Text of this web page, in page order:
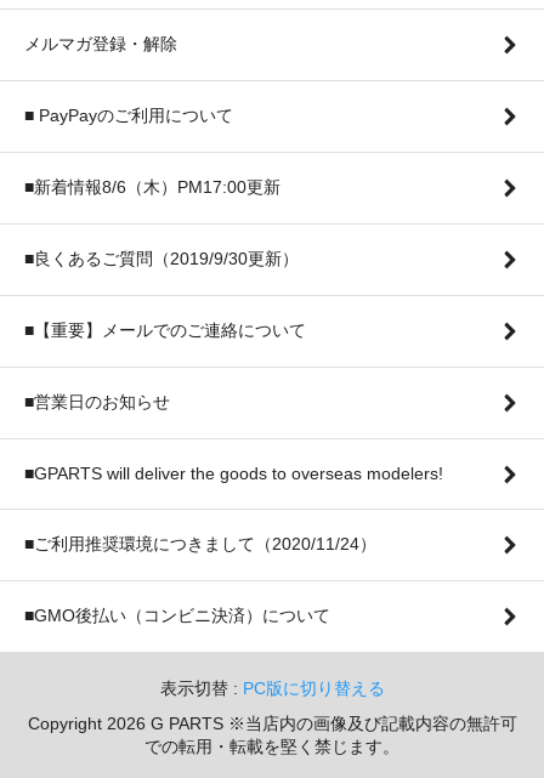
メルマガ登録・解除
■ PayPayのご利用について
■新着情報8/6（木）PM17:00更新
■良くあるご質問（2019/9/30更新）
■【重要】メールでのご連絡について
■営業日のお知らせ
■GPARTS will deliver the goods to overseas modelers!
■ご利用推奨環境につきまして（2020/11/24）
■GMO後払い（コンビニ決済）について
表示切替 : PC版に切り替える
Copyright 2026 G PARTS ※当店内の画像及び記載内容の無許可
での転用・転載を堅く禁じます。